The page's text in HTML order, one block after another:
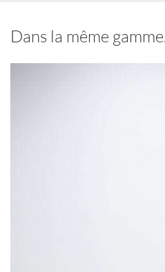
Dans la même gamme...